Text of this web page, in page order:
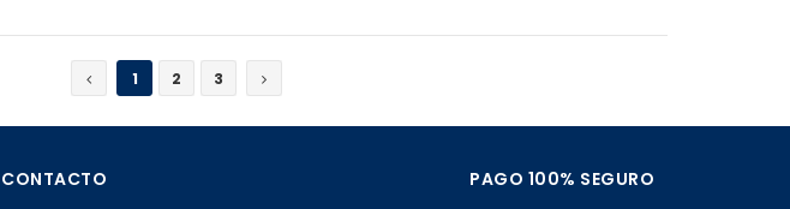
1
2 3
CONTACTO PAGO 100% SEGURO